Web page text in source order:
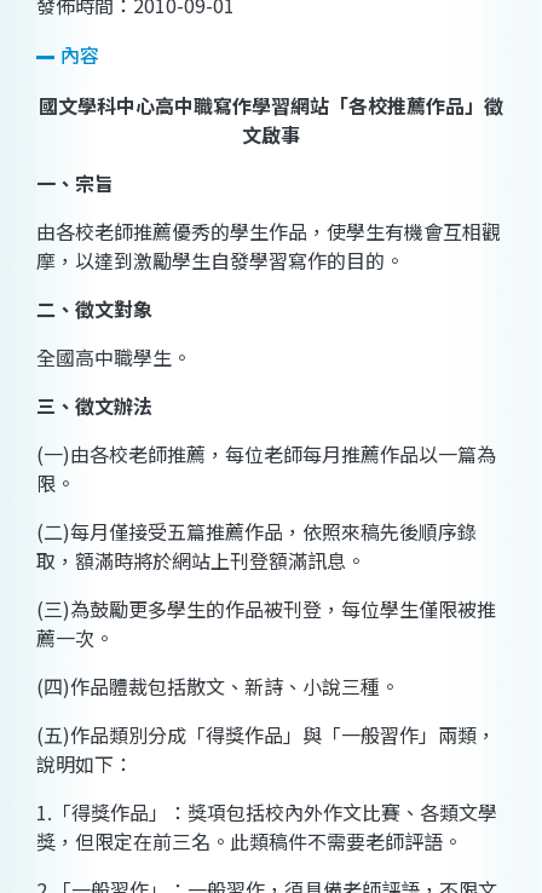
內容
國文學科中心高中職寫作學習網站「各校推薦作品」徵
文啟事
一、宗旨
由各校老師推薦優秀的學生作品，使學生有機會互相觀
摩，以達到激勵學生自發學習寫作的目的。
二、徵文對象
全國高中職學生。
三、徵文辦法
(一)由各校老師推薦，每位老師每月推薦作品以一篇為
限。
(二)每月僅接受五篇推薦作品，依照來稿先後順序錄
取，額滿時將於網站上刊登額滿訊息。
(三)為鼓勵更多學生的作品被刊登，每位學生僅限被推
薦一次。
(四)作品體裁包括散文、新詩、小說三種。
(五)作品類別分成「得獎作品」與「一般習作」兩類，
說明如下：
1. 「得獎作品」：獎項包括校內外作文比賽、各類文學
獎，但限定在前三名。此類稿件不需要老師評語。